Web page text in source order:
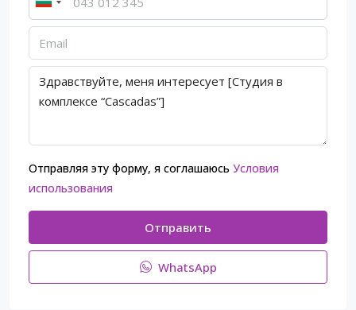
Отправляя эту форму, я соглашаюсь Условия
использования
Отправить
WhatsApp